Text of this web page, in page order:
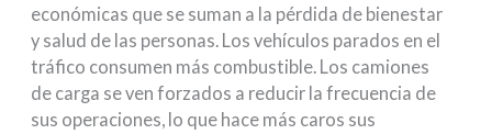
económicas que se suman a la pérdida de bienestar
y salud de las personas. Los vehículos parados en el
tráfico consumen más combustible. Los camiones
de carga se ven forzados a reducir la frecuencia de
sus operaciones, lo que hace más caros sus